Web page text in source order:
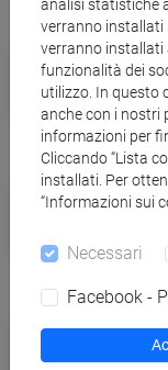
analisi statistiche
verranno installati
verranno installati
funzionalità dei
utilizzo. In questo
anche con i nostri
informazioni per
Cliccando “Lista
installati. Per
“Informazioni sui
Necessari
Facebook -